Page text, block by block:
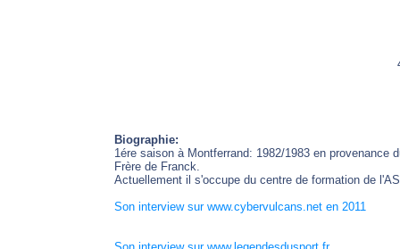
Biographie:
1ére saison à Montferrand: 1982/1983 en provenance
Frère de Franck.
Actuellement il s'occupe du centre de formation de
Son interview sur www.cybervulcans.net en 2011